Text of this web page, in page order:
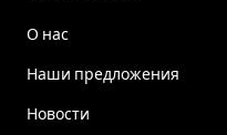
О нас
Наши предложения
Новости